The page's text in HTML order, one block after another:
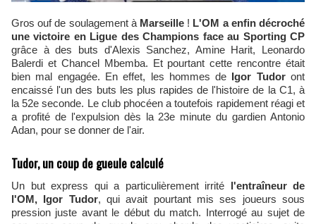
Gros ouf de soulagement à Marseille ! L'OM a enfin décroché
une victoire en Ligue des Champions face au Sporting CP
grâce à des buts d'Alexis Sanchez, Amine Harit, Leonardo
Balerdi et Chancel Mbemba. Et pourtant cette rencontre était
bien mal engagée. En effet, les hommes de Igor Tudoront
encaissé l'un des buts les plus rapides de l'histoire de la C1, à
la 52e seconde. Le club phocéen a toutefois rapidement réagi et
a profité de l'expulsion dès la 23e minute du gardien Antonio
Adan, pour se donner de l'air.
Tudor, un coup de gueule calculé
Un but express qui a particulièrement irrité l'entraîneur de
l'OM, Igor Tudor, qui avait pourtant mis ses joueurs sous
pression juste avant le début du match. Interrogé au sujet de